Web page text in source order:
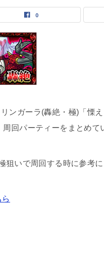
0
ンガーラ(轟絶・極)「慄
回パーティーをまとめて
いで周回する時に参考に